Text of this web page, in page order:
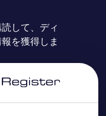
して、ディ
を獲得しま